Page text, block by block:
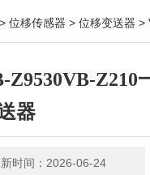
> 位移传感器 > 位移变送器 >
Z9530VB-Z210
器
时间：2026-06-24